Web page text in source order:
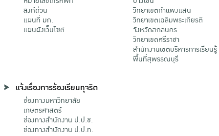
ลิงก์ด่วน
แผนที่ มก.
แผนผังเว็บไซต์
วิทยาเขตกําแพงแสน
วิทยาเขตเฉลิมพระเกียรติ
จังหวัดสกลนคร
วิทยาเขตศรีราชา
สำนักงานเขตบริหารการเรียนรู้
พื้นที่สุพรรณบุรี
แจ้งเรื่องการร้องเรียนทุจริต
ช่องทางมหาวิทยาลัย
เกษตรศาสตร์
ช่องทางสำนักงาน ป.ป.ช.
ช่องทางสำนักงาน ป.ป.ท.